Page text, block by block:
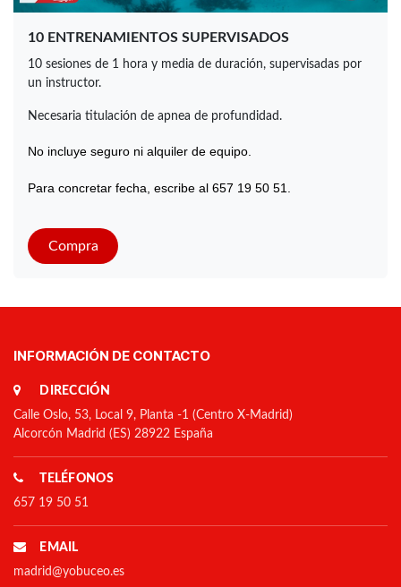
10 ENTRENAMIENTOS SUPERVISADOS
10 sesiones de 1 hora y media de duración, supervisadas por
un instructor.
Necesaria titulación de apnea de profundidad.
No incluye seguro ni alquiler de equipo.
Para concretar fecha, escribe al 657 19 50 51.
Compra
INFORMACIÓN DE CONTACTO
DIRECCIÓN
Calle Oslo, 53, Local 9, Planta -1 (Centro X-Madrid)
Alcorcón Madrid (ES) 28922 España
TELÉFONOS
657 19 50 51
EMAIL
madrid@yobuceo.es